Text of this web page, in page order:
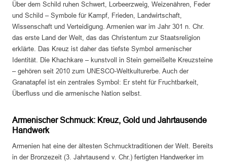
Über dem Schild ruhen Schwert, Lorbeerzweig, Weizenähren, Feder
und Schild – Symbole für Kampf, Frieden, Landwirtschaft,
Wissenschaft und Verteidigung. Armenien war im Jahr 301 n. Chr.
das erste Land der Welt, das das Christentum zur Staatsreligion
erklärte. Das Kreuz ist daher das tiefste Symbol armenischer
Identität. Die Khachkare – kunstvoll in Stein gemeißelte Kreuzsteine
– gehören seit 2010 zum UNESCO-Weltkulturerbe. Auch der
Granatapfel ist ein zentrales Symbol: Er steht für Fruchtbarkeit,
Überfluss und die armenische Nation selbst.
Armenischer Schmuck: Kreuz, Gold und Jahrtausende
Handwerk
Armenien hat eine der ältesten Schmucktraditionen der Welt. Bereits
in der Bronzezeit (3. Jahrtausend v. Chr.) fertigten Handwerker im